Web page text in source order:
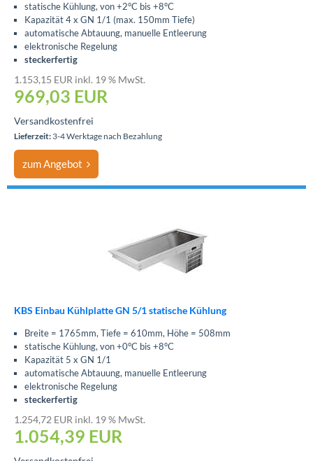
statische Kühlung, von +2°C bis +8°C
Kapazität 4 x GN 1/1 (max. 150mm Tiefe)
automatische Abtauung, manuelle Entleerung
elektronische Regelung
steckerfertig
1.153,15 EUR inkl. 19 % MwSt.
969,03 EUR
Versandkostenfrei
Lieferzeit: 3-4 Werktage nach Bezahlung
zum Angebot
KBS Einbau Kühlplatte GN 5/1 statische Kühlung
Breite = 1765mm, Tiefe = 610mm, Höhe = 508mm
statische Kühlung, von +0°C bis +8°C
Kapazität 5 x GN 1/1
automatische Abtauung, manuelle Entleerung
elektronische Regelung
steckerfertig
1.254,72 EUR inkl. 19 % MwSt.
1.054,39 EUR